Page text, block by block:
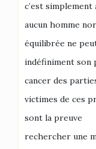
c’est
aucun homme
équilibrée ne
indéfiniment son
cancer des
victimes de ces
sont la preuve
rechercher une